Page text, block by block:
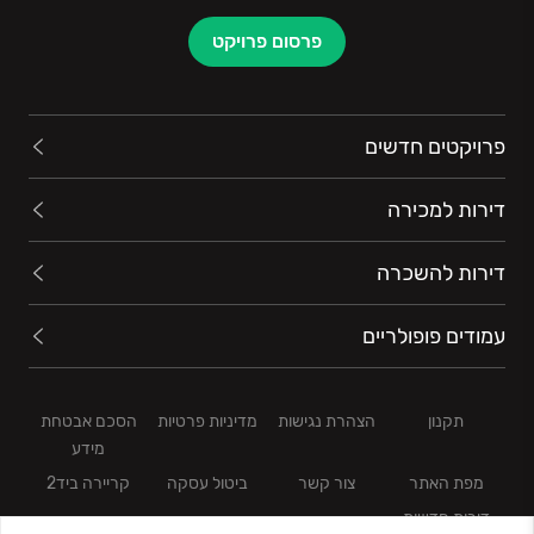
פרסום פרויקט
פרויקטים חדשים
דירות למכירה
דירות להשכרה
עמודים פופולריים
תקנון הצהרת נגישות מדיניות פרטיות
הסכם אבטחת
מידע
מפת האתר
צור קשר ביטול עסקה
קריירה ביד2
דירות חדשות